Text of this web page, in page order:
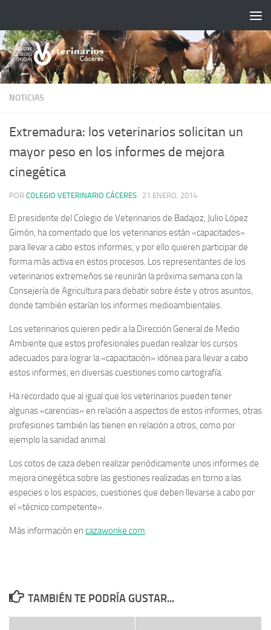
NOTICIAS
Extremadura: los veterinarios solicitan un
mayor peso en los informes de mejora
cinegética
POR COLEGIO VETERINARIO CÁCERES · 21 ENERO, 2014
El presidente del Colegio de Veterinarios de Badajoz, Julio López
Gimón, ha comentado que los veterinarios están «capacitados»
para llevar a cabo estos informes, y por ello quieren participar de
forma más activa en estos procesos. Los representantes de los
veterinarios extremeños se reunirán la próxima semana con la
Consejería de Agricultura para debatir sobre éste y otros asuntos,
donde también estarían los informes medioambientales.
Los veterinarios quieren pedir a la Dirección General de Medio
Ambiente que estos profesionales puedan realizar los cursos
adecuados para lograr la «capacitación» idónea para llevar a cabo
estos informes, en diversas cuestiones como cartografía.
Ha recordado que al igual que los veterinarios pueden tener
algunas «carencias» en relación a aspectos de estos informes, otras
profesiones también las tienen en relación a otros, como por
ejemplo la sanidad animal.
Los cotos de caza deben realizar periódicamente unos informes de
mejora cinegética sobre las gestiones realizadas en torno a las
especies o los espacios; cuestiones que deben llevarse a cabo por
el «técnico competente».
Más información en cazawonke.com
TAMBIÉN TE PODRÍA GUSTAR...